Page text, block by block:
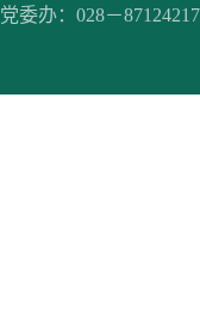
党委办：028－